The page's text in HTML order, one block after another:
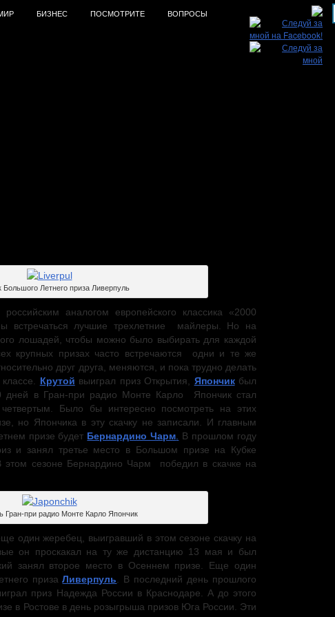
БИЗНЕС ПОСМОТРИТЕ ВОПРОСЫ
Большого Летнего приза Ливерпуль
аналогом европейского классика «2000
лучшие трехлетние майлеры. Но на
лошадей, чтобы можно было выбирать для каждой
крупных призах часто встречаются одни и те же
друг друга, меняются, и пока трудно делать
Крутой выиграл приз Открытия, Япончикбыл
дней в Гран-при радио Монте Карло Япончик стал
Было бы интересно посмотреть на этих
но Япончика в эту скачку не записали. И главным
призе будет Бернардино Чарм
В прошлом году
и занял третье место в Большом призе на Кубке
этом сезоне Бернардино Чарм победил в скачке на
Гран-при радио Монте Карло Япончик
один жеребец, выигравший в этом сезоне скачку на
он проскакал на ту же дистанцию 13 мая и был
занял второе место в Осеннем призе. Еще один
призаЛиверпуль . В последний день прошлого
приз Надежда России в Краснодаре. А до этого
в Ростове в день розыгрыша призов Юга России. Эти